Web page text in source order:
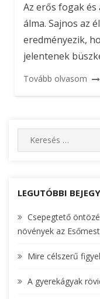
Az erős fogak
álma. Sajnos az
eredményezik,
jelentenek
Tovább olvasom
e
c
f
o
:
LEGUTÓBBI
Csepegtető
növények az
Mire célszerű
A gyerekágyak